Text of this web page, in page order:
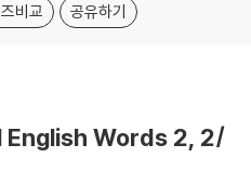
비교 공유하기
Words 2, 2/